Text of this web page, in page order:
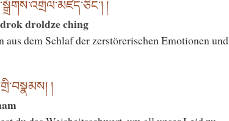
།
droldze ching
dem Schlaf der zerstörerischen Emotionen und
།